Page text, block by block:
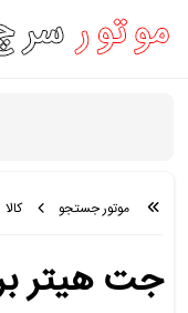
موتور جستجو کالا
جت هیتر